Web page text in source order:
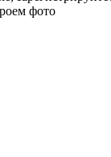
фото